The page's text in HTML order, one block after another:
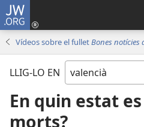
JW.ORG
Vídeos sobre el fulletBones notícies
LLIG-LO EN
En quin estat
morts?